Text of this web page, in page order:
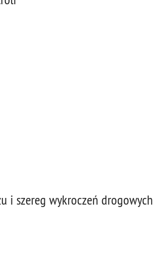
i szereg wykroczeń drogowych